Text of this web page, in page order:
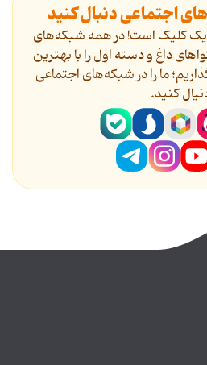
اجتماعی دنبال کنید
یک کلیک است! در همه شبکه‌های
داغ و دسته اول را با بهترین
ما را در شبکه‌های اجتماعی
کنید.